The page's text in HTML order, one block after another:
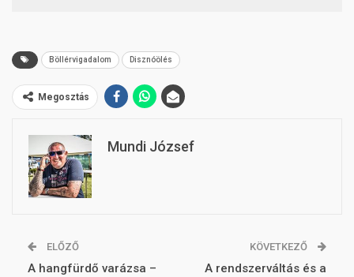
Böllérvigadalom Disznóölés
Megosztás
Mundi József
ELŐZŐ
A hangfürdő varázsa –
KÖVETKEZŐ
A rendszerváltás és a